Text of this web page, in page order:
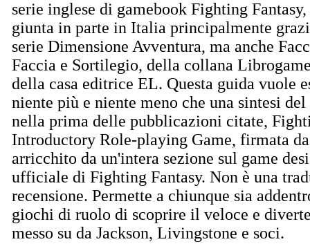
serie inglese di gamebook Fighting Fantasy,
giunta in parte in Italia principalmente
serie Dimensione Avventura, ma anche
Faccia e Sortilegio, della collana
della casa editrice EL. Questa guida vuole
niente più e niente meno che una sintesi
nella prima delle pubblicazioni citate,
Introductory Role-playing Game, firmata da
arricchito da un'intera sezione sul game
ufficiale di Fighting Fantasy. Non è una
recensione. Permette a chiunque sia
giochi di ruolo di scoprire il veloce e
messo su da Jackson, Livingstone e soci.